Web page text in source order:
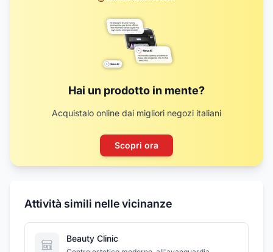
Hai un prodotto in mente?
Acquistalo online dai migliori negozi italiani
Scopri ora
Attività simili nelle vicinanze
Beauty Clinic